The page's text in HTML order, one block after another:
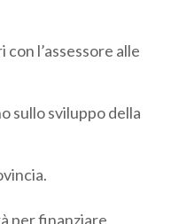
l’assessore alle
sullo sviluppo della
per finanziare